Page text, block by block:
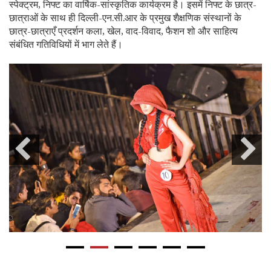
स्पेक्ट्रम, निफ्ट का वार्षिक-सांस्कृतिक कार्यक्रम है। इसमें निफ्ट के छात्र-
छात्राओं के साथ ही दिल्ली-एन.सी.आर के प्रमुख शैक्षणिक संस्थानों के
छात्र-छात्राएँ प्रदर्शन कला, खेल, वाद-विवाद, फैशन शो और साहित्य
संबंधित गतिविधियों में भाग लेते हैं।